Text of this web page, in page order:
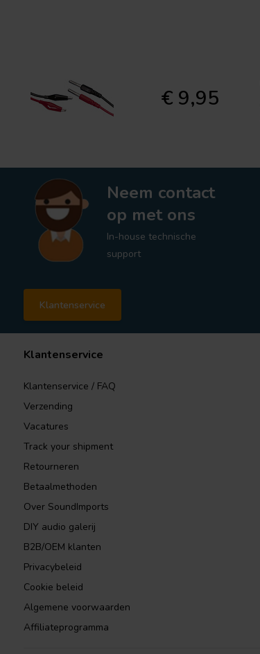
€ 9,95
Neem contact
op met ons
In-house technische
support
Klantenservice
Klantenservice
Klantenservice / FAQ
Verzending
Vacatures
Track your shipment
Retourneren
Betaalmethoden
Over SoundImports
DIY audio galerij
B2B/OEM klanten
Privacybeleid
Cookie beleid
Algemene voorwaarden
Affiliateprogramma